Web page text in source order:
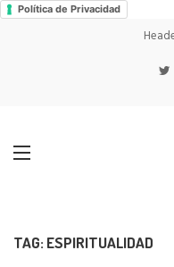
Política de Privacidad
TAG: ESPIRITUALIDAD